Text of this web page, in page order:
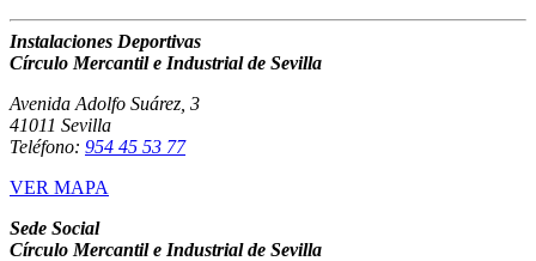
Instalaciones Deportivas
Círculo Mercantil e Industrial de Sevilla
Avenida Adolfo Suárez, 3
41011 Sevilla
Teléfono: 954 45 53 77
VER MAPA
Sede Social
Círculo Mercantil e Industrial de Sevilla